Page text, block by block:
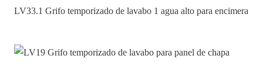
LV33.1 Grifo temporizado de lavabo 1 agua alto para encimera